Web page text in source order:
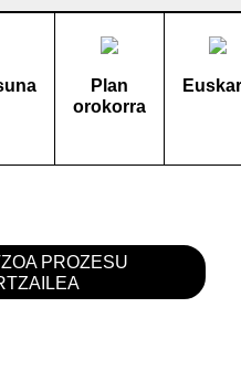
Plan
orokorra
PROZESU